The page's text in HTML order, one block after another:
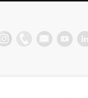
Wirtschaftsmediator